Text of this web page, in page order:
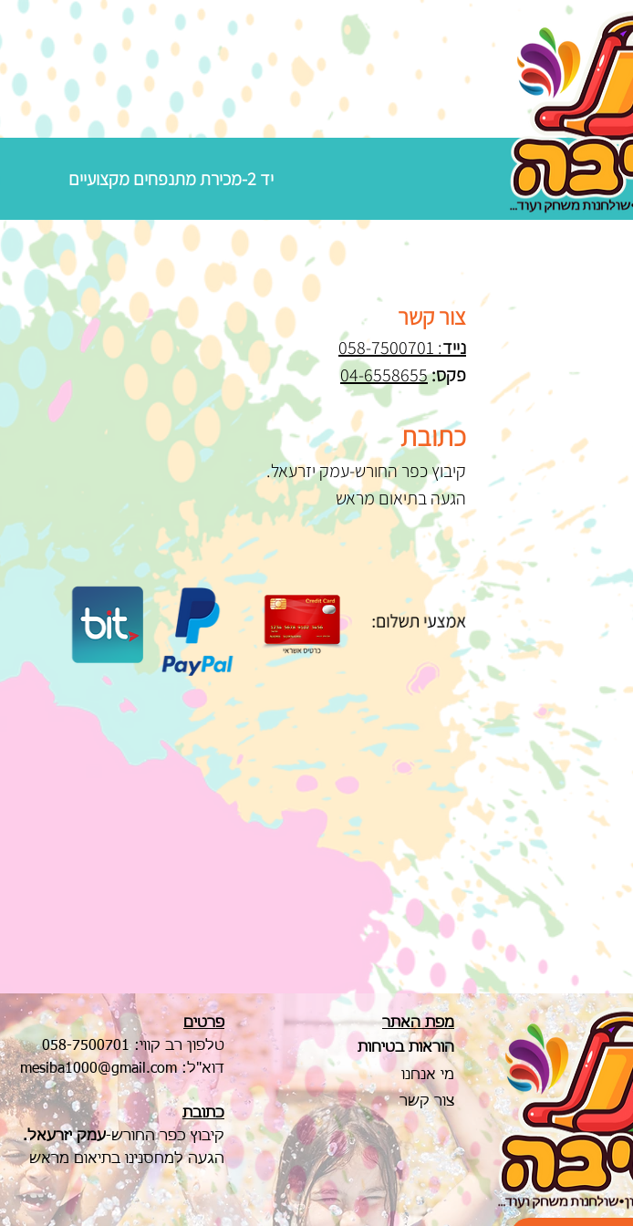
יד 2-מכירת מתנפחים מקצועיים
צור קשר
נייד: 058-7500701
פקס:04-6558655
כתובת
קיבוץ כפר החורש-עמק יזרעאל.
הגעה בתיאום מראש
פרטים
טלפון רב קווי:058-7500701
דוא"ל:mesiba1000@gmail.com
כתובת
קיבוץ כפר החורש-עמק יזרעאל.
הגעה למחסנינו בתיאום מראש
מפת האתר
הוראות בטיחות
מי אנחנו
צור קשר